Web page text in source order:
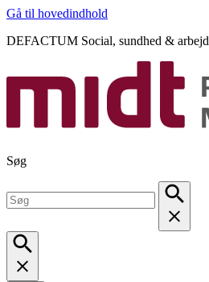
Gå til hovedindhold
DEFACTUM Social, sundhed &
Søg